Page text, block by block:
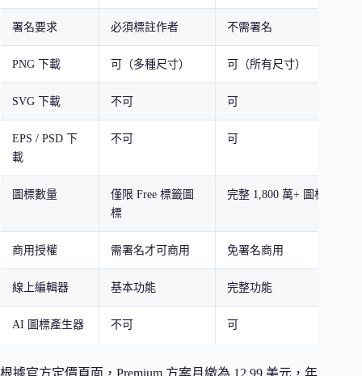
署名要求 必須標註作者 不需署名
PNG 下載 可（多種尺寸） 可（所有尺寸）
SVG 下載 不可 可
EPS / PSD 下
載
不可 可
圖標數量
僅限 Free 標籤圖
標
完整 1,800 萬+ 圖標庫
商用授權 需署名才可商用 免署名商用
線上編輯器 基本功能 完整功能
AI 圖標產生器 不可 可
根據官方定價頁面，Premium 方案月繳為 12.99 美元，年